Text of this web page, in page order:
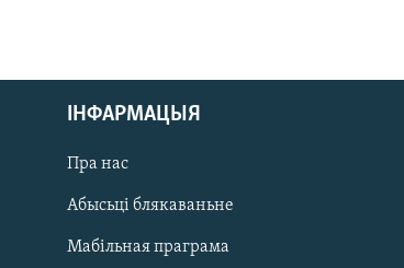
ІНФАРМАЦЫЯ
Пра нас
Абысьці блякаваньне
Мабільная праграма